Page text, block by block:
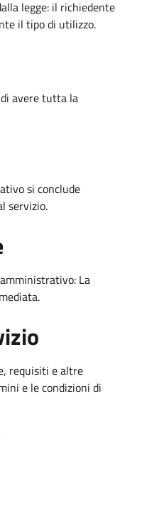
legge: il richiedente
il tipo di utilizzo.
avere tutta la
si conclude
servizio.
La
requisiti e altre
e le condizioni di